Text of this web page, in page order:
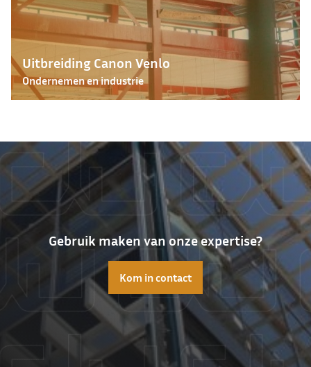
Uitbreiding Canon Venlo
Ondernemen en industrie
Gebruik maken van onze expertise?
Kom in contact